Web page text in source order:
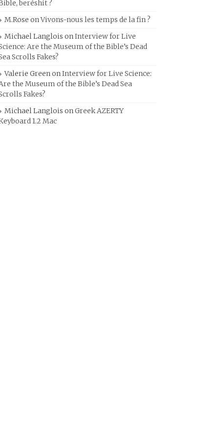
beréshit ?
M.Rose onVivons-nous les temps de la fin ?
Michael Langlois onInterview for Live
Are the Museum of the Bible’s Dead
Scrolls Fakes?
Valerie GreenonInterview for Live Science:
the Museum of the Bible’s Dead Sea
Fakes?
Michael Langlois onGreek AZERTY
1.2 Mac